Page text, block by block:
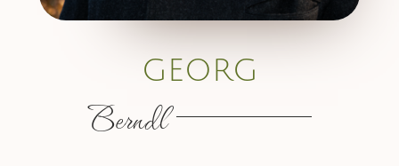
GEORG
Berndl